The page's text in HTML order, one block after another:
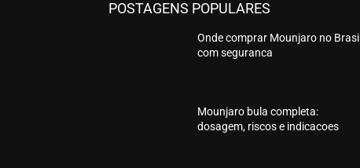
POSTAGENS POPULARES
Onde comprar Mounjaro no Brasil
com seguranca
Mounjaro bula completa:
dosagem, riscos e indicacoes